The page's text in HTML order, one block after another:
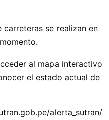
carreteras se realizan en
al mapa interactivo
el estado actual de
alerta_sutran/